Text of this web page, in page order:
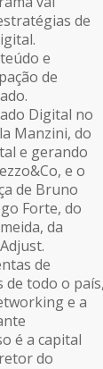
de
e
de
Digital no
Manzini, do
e gerando
e o
de Bruno
Forte, do
da
de
de todo o
e a
é a capital
do